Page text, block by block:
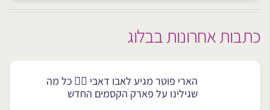
כתבות אחרונות בבלוג
הארי פוטר מגיע לאבו דאבי 🧙‍♂️ כל מה
שגילינו על פארק הקסמים החדש